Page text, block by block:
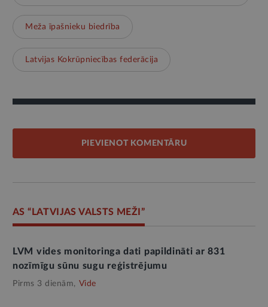
Meža īpašnieku biedrība
Latvijas Kokrūpniecības federācija
PIEVIENOT KOMENTĀRU
AS “LATVIJAS VALSTS MEŽI”
LVM vides monitoringa dati papildināti ar 831
nozīmīgu sūnu sugu reģistrējumu
Pirms 3 dienām, Vide